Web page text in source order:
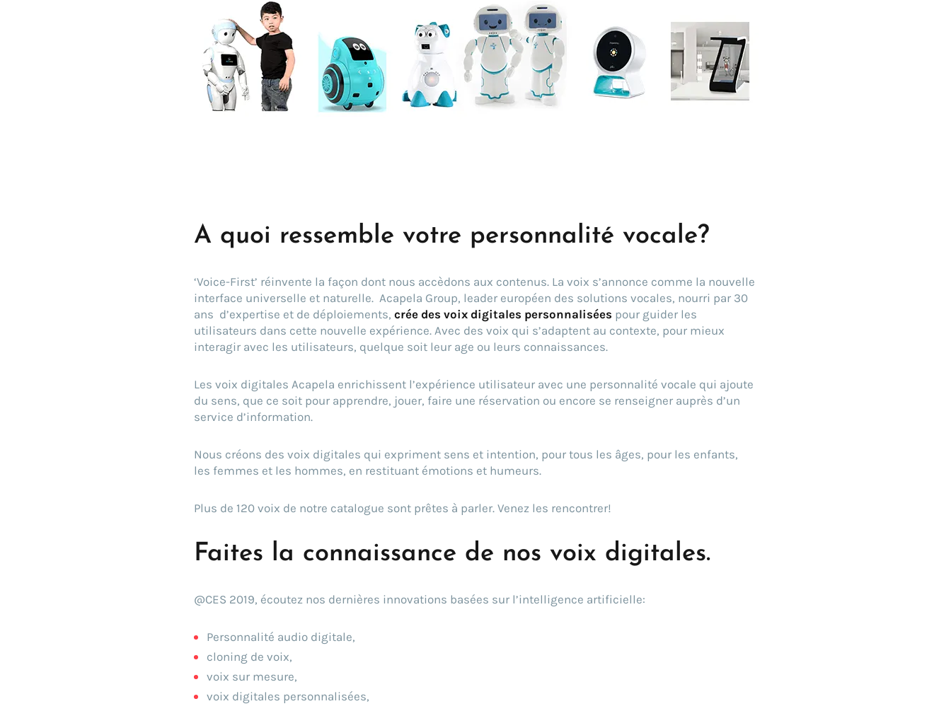
A quoi ressemble votre personnalité vocale?
‘Voice-First’ réinvente la façon dont nous accèdons aux contenus. La voix s’annonce comme la nouvelle
interface universelle et naturelle. Acapela Group, leader européen des solutions vocales, nourri par 30
ans d’expertise et de déploiements,crée des voix digitales personnalisées pour guider les
utilisateurs dans cette nouvelle expérience. Avec des voix qui s’adaptent au contexte, pour mieux
interagir avec les utilisateurs, quelque soit leur age ou leurs connaissances.
Les voix digitales Acapela enrichissent l’expérience utilisateur avec une personnalité vocale qui ajoute
du sens, que ce soit pour apprendre, jouer, faire une réservation ou encore se renseigner auprès d’un
service d’information.
Nous créons des voix digitales qui expriment sens et intention, pour tous les âges, pour les enfants,
les femmes et les hommes, en restituant émotions et humeurs.
Plus de 120 voix de notre catalogue sont prêtes à parler. Venez les rencontrer!
Faites la connaissance de nos voix digitales.
@CES 2019, écoutez nos dernières innovations basées sur l’intelligence artificielle:
Personnalité audio digitale,
cloning de voix,
voix sur mesure,
voix digitales personnalisées,